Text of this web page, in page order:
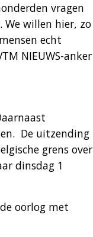
vragen
We willen hier, zo
echt
NIEUWS-anker
De uitzending
grens over
dinsdag 1
oorlog met